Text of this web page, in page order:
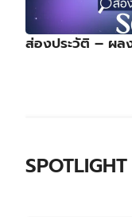
ส่องประวัติ – ผล
SPOTLIGHT